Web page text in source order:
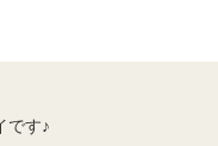
です♪